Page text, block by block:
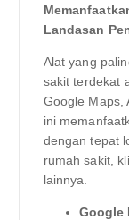
Landasan
Alat yang
sakit terdekat
Google Maps,
ini
dengan tepat
rumah sakit,
lainnya.
Google